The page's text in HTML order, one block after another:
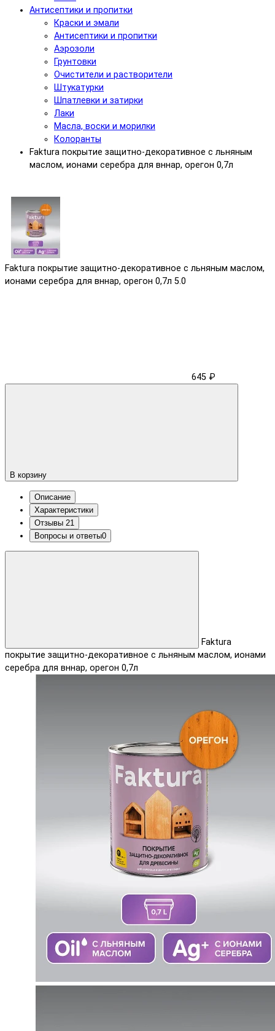
Антисептики и пропитки
Краски и эмали
Антисептики и пропитки
Аэрозоли
Грунтовки
Очистители и растворители
Штукатурки
Шпатлевки и затирки
Лаки
Масла, воски и морилки
Колоранты
Faktura покрытие защитно-декоративное с льняным
маслом, ионами серебрa для вннар, орегон 0,7л
Faktura покрытие защитно-декоративное с льняным маслом,
ионами серебрa для вннар, орегон 0,7л 5.0
645 ₽
В корзину
Описание
Характеристики
Отзывы 21
Вопросы и ответы0
Faktura
покрытие защитно-декоративное с льняным маслом, ионами
серебрa для вннар, орегон 0,7л